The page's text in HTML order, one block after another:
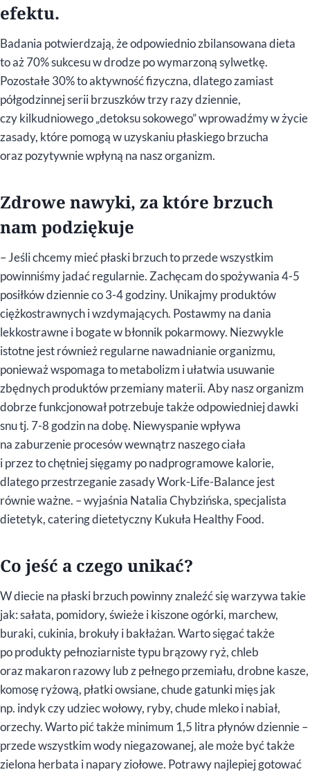
efektu.
Badania potwierdzają, że odpowiednio zbilansowana dieta
to aż 70% sukcesu w drodze po wymarzoną sylwetkę.
Pozostałe 30% to aktywność fizyczna, dlatego zamiast
półgodzinnej serii brzuszków trzy razy dziennie,
czy kilkudniowego „detoksu sokowego” wprowadźmy w życie
zasady, które pomogą w uzyskaniu płaskiego brzucha
oraz pozytywnie wpłyną na nasz organizm.
Zdrowe nawyki, za które brzuch
nam podziękuje
– Jeśli chcemy mieć płaski brzuch to przede wszystkim
powinniśmy jadać regularnie. Zachęcam do spożywania 4-5
posiłków dziennie co 3-4 godziny. Unikajmy produktów
ciężkostrawnych i wzdymających. Postawmy na dania
lekkostrawne i bogate w błonnik pokarmowy. Niezwykle
istotne jest również regularne nawadnianie organizmu,
ponieważ wspomaga to metabolizm i ułatwia usuwanie
zbędnych produktów przemiany materii. Aby nasz organizm
dobrze funkcjonował potrzebuje także odpowiedniej dawki
snu tj. 7-8 godzin na dobę. Niewyspanie wpływa
na zaburzenie procesów wewnątrz naszego ciała
i przez to chętniej sięgamy po nadprogramowe kalorie,
dlatego przestrzeganie zasady Work-Life-Balance jest
równie ważne. – wyjaśnia Natalia Chybzińska, specjalista
dietetyk, catering dietetyczny Kukuła Healthy Food.
Co jeść a czego unikać?
W diecie na płaski brzuch powinny znaleźć się warzywa takie
jak: sałata, pomidory, świeże i kiszone ogórki, marchew,
buraki, cukinia, brokuły i bakłażan. Warto sięgać także
po produkty pełnoziarniste typu brązowy ryż, chleb
oraz makaron razowy lub z pełnego przemiału, drobne kasze,
komosę ryżową, płatki owsiane, chude gatunki mięs jak
np. indyk czy udziec wołowy, ryby, chude mleko i nabiał,
orzechy. Warto pić także minimum 1,5 litra płynów dziennie –
przede wszystkim wody niegazowanej, ale może być także
zielona herbata i napary ziołowe. Potrawy najlepiej gotować